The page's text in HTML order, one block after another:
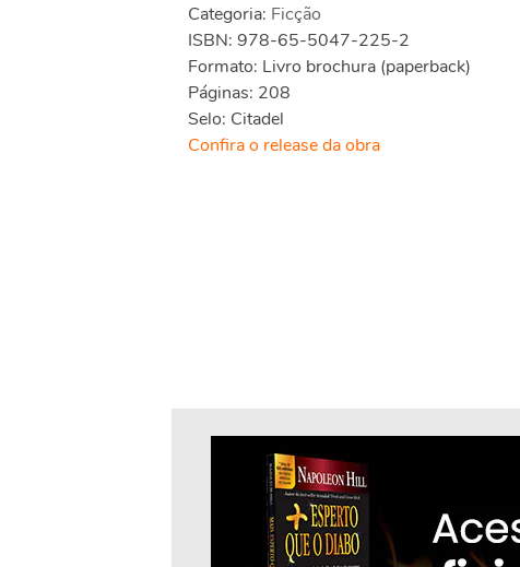
Categoria: Ficção
ISBN: 978-65-5047-225-2
Formato: Livro brochura (paperback)
Páginas: 208
Selo: Citadel
Confira o release da obra